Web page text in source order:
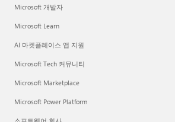
Microsoft 개발자
Microsoft Learn
AI 마켓플레이스 앱 지원
Microsoft Tech 커뮤니티
Microsoft Marketplace
Microsoft Power Platform